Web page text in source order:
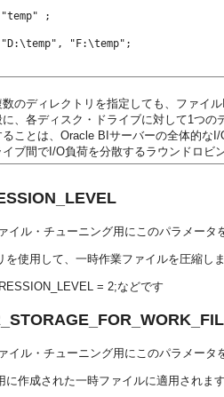
= "temp" ;
= "D:\temp", "F:\temp";
のディレクトリを指定しても、ファイ
に、各ディスク・ドライブに対して1つ
ことは、 Oracle BIサーバーの全体的なI/
ブ間でI/O負荷を分散するラウンドロビ
イル・チューニング用にこのパラメータ
を使用して、一時作業ファイルを圧縮し
= 2;などです
イル・チューニング用にこのパラメータ
に作成された一時ファイルに適用されま